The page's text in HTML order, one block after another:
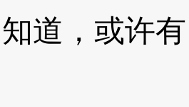
，或许有